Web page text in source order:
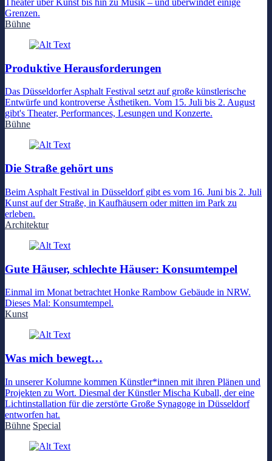
Theater über Kunst bis hin zu Musik – und überwindet einige
Grenzen.
Bühne
Produktive Herausforderungen
Das Düsseldorfer Asphalt Festival setzt auf große künstlerische
Entwürfe und kontroverse Ästhetiken. Vom 15. Juli bis 2. August
gibt's Theater, Performances, Lesungen und Konzerte.
Bühne
Die Straße gehört uns
Beim Asphalt Festival in Düsseldorf gibt es vom 16. Juni bis 2. Juli
Kunst auf der Straße, in Kaufhäusern oder mitten im Park zu
erleben.
Architektur
Gute Häuser, schlechte Häuser: Konsumtempel
Einmal im Monat betrachtet Honke Rambow Gebäude in NRW.
Dieses Mal: Konsumtempel.
Kunst
Was mich bewegt…
In unserer Kolumne kommen Künstler*innen mit ihren Plänen und
Projekten zu Wort. Diesmal der Künstler Mischa Kuball, der eine
Lichtinstallation für die zerstörte Große Synagoge in Düsseldorf
entworfen hat.
Bühne Special